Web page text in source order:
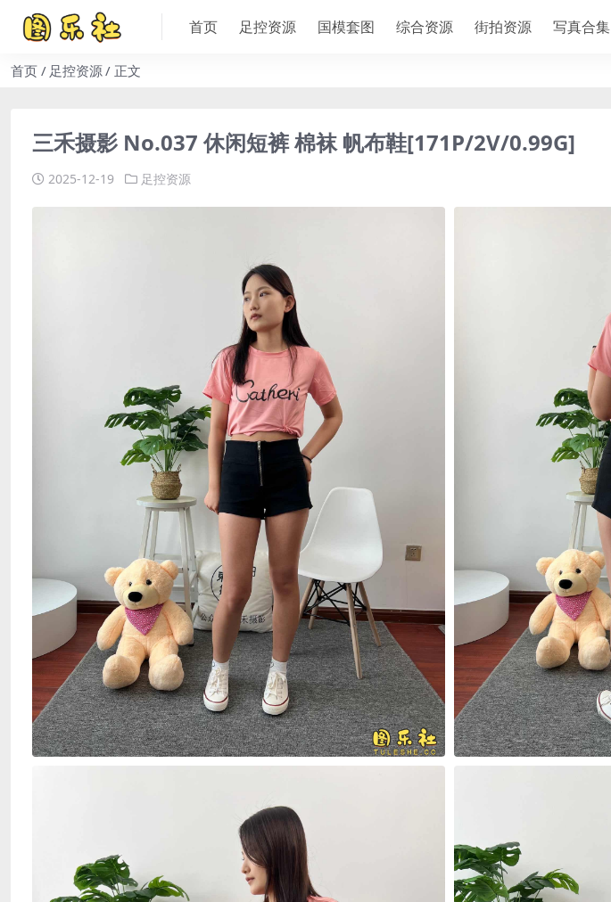
首页 足控资源 国模套图 综合资源 街拍资源 写真合集
首页 足控资源 正文
三禾摄影 No.037 休闲短裤 棉袜 帆布鞋[171P/2V/0.99G]
2025-12-19 足控资源